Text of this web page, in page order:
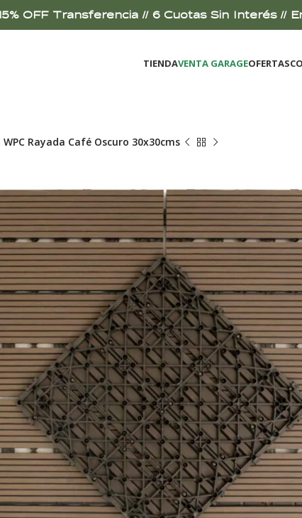
OFF Transferencia // 6 Cuotas Sin Interés //
TIENDAVENTA GARAGEOFERTAS
Rayada Café Oscuro 30x30cms